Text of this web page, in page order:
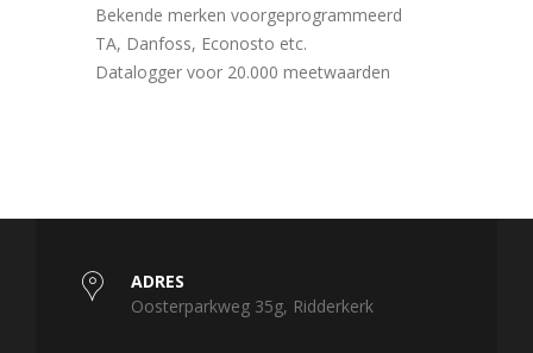
Bekende merken voorgeprogrammeerd
TA, Danfoss, Econosto etc.
Datalogger voor 20.000 meetwaarden
ADRES
Oosterparkweg 35g, Ridderkerk